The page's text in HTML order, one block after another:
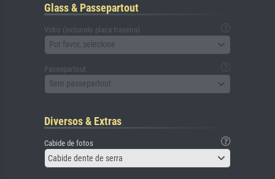
Glass & Passepartout
Vidro (incluindo placa traseira)
Por favor, selecione
Passepartout
Sem passepartout
Diversos & Extras
Cabide de fotos
Cabide dente de serra